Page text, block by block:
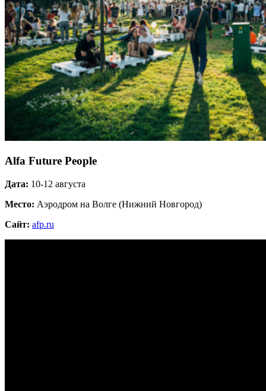
Alfa Future People
Дата: 10-12 августа
Место: Аэродром на Волге (Нижний Новгород)
Сайт: afp.ru